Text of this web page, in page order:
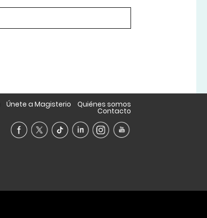
Únete a Magisterio Quiénes somos
Contacto